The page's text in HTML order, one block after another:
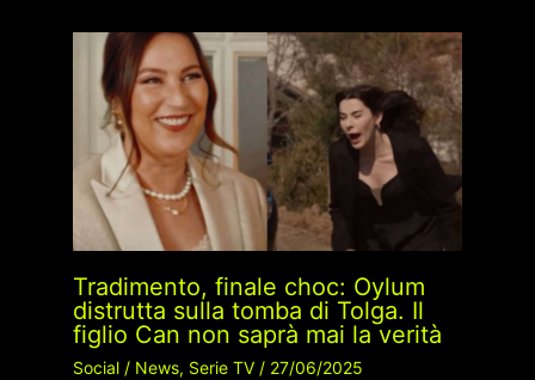
Tradimento, finale choc: Oylum
distrutta sulla tomba di Tolga. Il
figlio Can non saprà mai la verità
Social/ News, Serie TV/ 27/06/2025